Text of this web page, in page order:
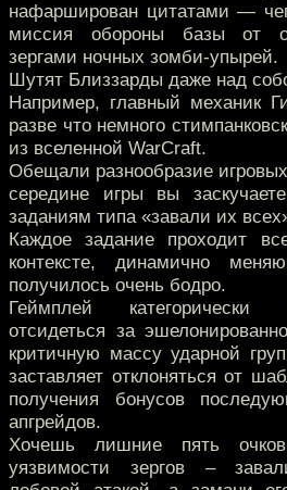
нафарширован цитатами —
миссия обороны базы от
зергами ночных зомби-упырей.
Шутят Близзарды даже над
Например, главный механик
разве что немного
из вселенной WarCraft.
Обещали разнообразие
середине игры вы
заданиям типа «завали их
Каждое задание проходит
контексте, динамично
получилось очень бодро.
Геймплей категорически
отсидеться за
критичную массу ударной
заставляет отклоняться от
получения бонусов
апгрейдов.
Хочешь лишние пять
уязвимости зергов –